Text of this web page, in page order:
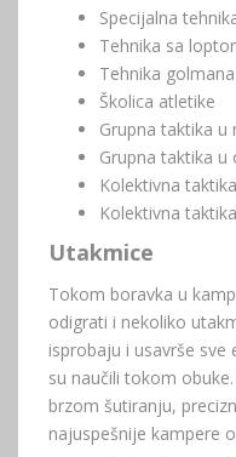
Specijalna
Tehnika sa
Tehnika golmana
Školica atletike
Grupna taktika u
Grupna taktika u
Kolektivna
Kolektivna
Utakmice
Tokom boravka u
odigrati i nekoliko
isprobaju i usavrše
su naučili tokom
brzom šutiranju,
najuspešnije kampere